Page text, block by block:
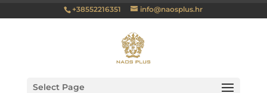
+38552216351 info@naosplus.hr
Select Page